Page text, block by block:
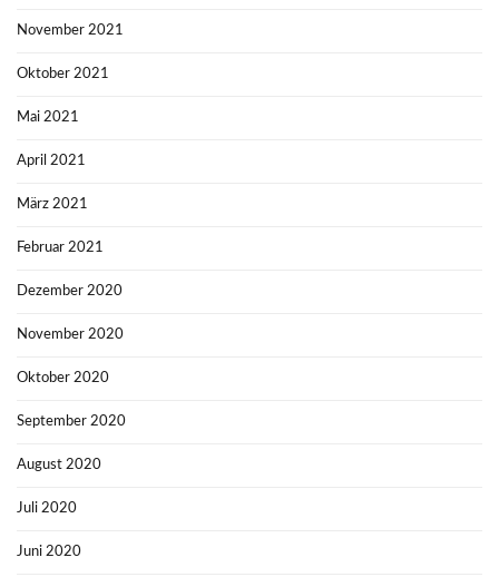
November 2021
Oktober 2021
Mai 2021
April 2021
März 2021
Februar 2021
Dezember 2020
November 2020
Oktober 2020
September 2020
August 2020
Juli 2020
Juni 2020